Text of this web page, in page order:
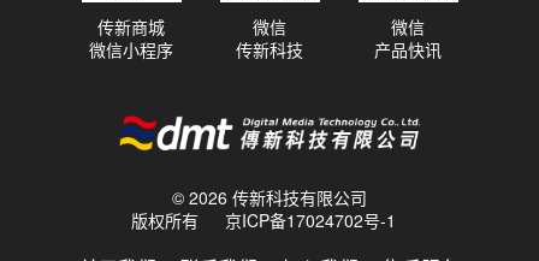
© 2026 传新科技有限公司
版权所有
京ICP备17024702号-1
传新商城
微信小程序
微信
传新科技
微信
产品快讯